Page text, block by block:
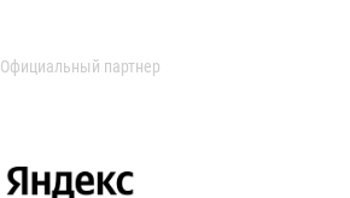
Официальный партнер